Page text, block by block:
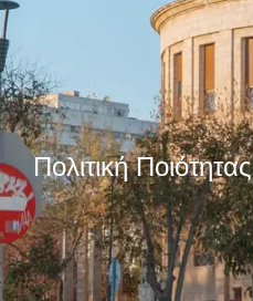
Πολιτική Ποιότητας